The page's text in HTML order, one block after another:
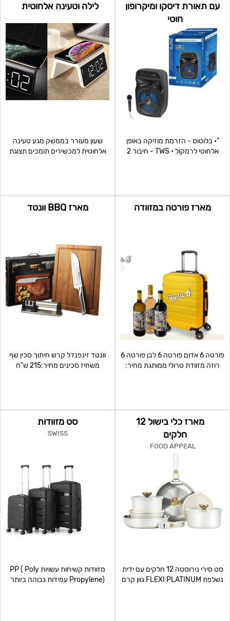
עם תאורת דיסקו ומיקרופון
חוטי
"• בלוטוס - הזרמת מוזיקה באופן
אלחוטי לרמקול • TWS - חיבור 2
לילה וטעינה אלחוטית
שעון מעורר בממשק מגע טעינה
אלחוטית למכשירים תומכים תצוגת
מארז פורטה במזוודה
פורטה 6 אדום פורטה 6 לבן פורטה 6
רוזה מזוודת טרולי ממותגת מחיר:
מארז BBQ וונטד
וונטד זינפנדל קרש חיתוך סכין שף
משחיז סכינים מחיר:215 ש"ח
מארז כלי בישול 12
חלקים
FOOD APPEAL
סט סירי נירוסטה 12 חלקים עם ידית
נשלפת FLEXI PLATINUM גוון קרם
סט מזוודות
SWISS
מזוודות קשיחות עשויות PP ( Poly
Propylene) עמידות גבוהה ביותר